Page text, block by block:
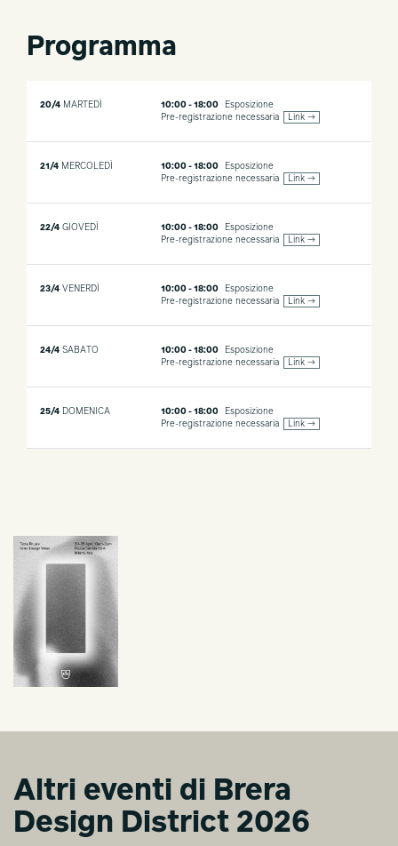
Programma
20/4 MARTEDÌ 10:00 - 18:00
Esposizione
Pre-registrazione necessaria
Link →
21/4 MERCOLEDÌ 10:00 - 18:00
Esposizione
Pre-registrazione necessaria
Link →
22/4 GIOVEDÌ 10:00 - 18:00
Esposizione
Pre-registrazione necessaria
Link →
23/4 VENERDÌ 10:00 - 18:00
Esposizione
Pre-registrazione necessaria
Link →
24/4 SABATO 10:00 - 18:00
Esposizione
Pre-registrazione necessaria
Link →
25/4 DOMENICA 10:00 - 18:00
Esposizione
Pre-registrazione necessaria
Link →
Altri eventi di Brera
Design District 2026